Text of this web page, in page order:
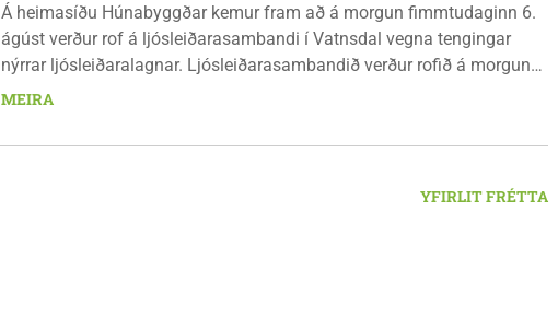
Á heimasíðu Húnabyggðar kemur fram að á morgun fimmtudaginn 6.
ágúst verður rof á ljósleiðarasambandi í Vatnsdal vegna tengingar
nýrrar ljósleiðaralagnar. Ljósleiðarasambandið verður rofið á morgun
fimmtudag klukkan 9:00 í vestanverðum Vatnsdal.
MEIRA
YFIRLIT FRÉTTA